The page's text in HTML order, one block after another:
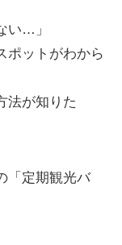
い…」
ポットがわから
法が知りた
「定期観光バ